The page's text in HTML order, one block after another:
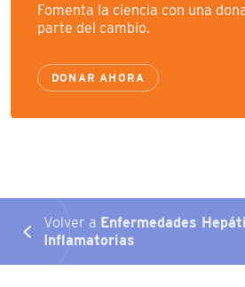
Fomenta la ciencia con una
parte del cambio.
DONAR AHORA
Volver a Enfermedades
Inflamatorias